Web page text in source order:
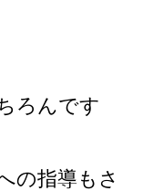
ろんです
の指導もさ